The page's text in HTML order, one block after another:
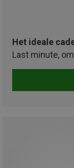
Het ideale
Last minute,